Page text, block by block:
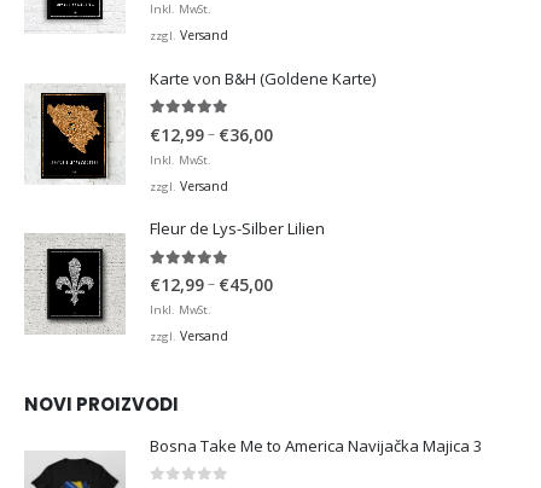
Inkl. MwSt.
zzgl. Versand
Karte von B&H (Goldene Karte)
€12,99– €36,00Preisspanne:
Inkl. MwSt.
zzgl. Versand
Fleur de Lys-Silber Lilien
4.95von 5
€12,99– €45,00Preisspanne:
Inkl. MwSt.
zzgl. Versand
NOVI PROIZVODI
Bosna Take Me to America Navijačka Majica 3